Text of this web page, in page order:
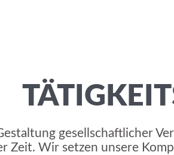
gesellschaftlicher
Zeit. Wir setzen unsere